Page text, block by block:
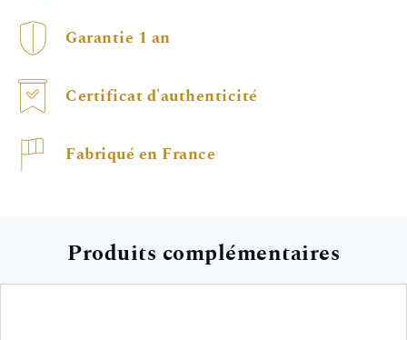
Garantie 1 an
Certificat d'authenticité
Fabriqué en France
Produits complémentaires